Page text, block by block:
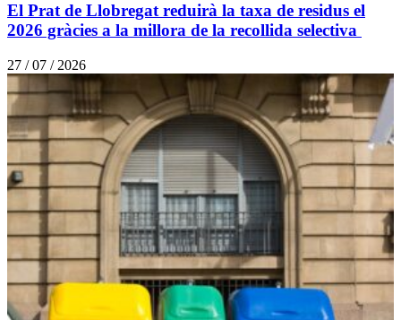
El Prat de Llobregat reduirà la taxa de residus el
2026 gràcies a la millora de la recollida selectiva
27 / 07 / 2026